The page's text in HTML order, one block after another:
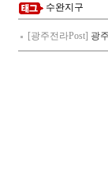
수완지구
[광주전라Post] 광